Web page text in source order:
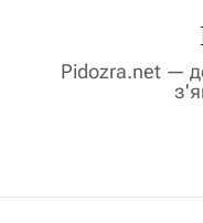
Pidozra.net —